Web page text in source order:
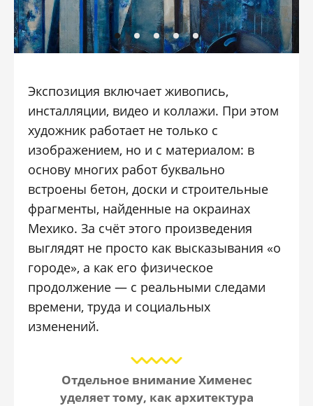
Экспозиция включает живопись,
инсталляции, видео и коллажи. При этом
художник работает не только с
изображением, но и с материалом: в
основу многих работ буквально
встроены бетон, доски и строительные
фрагменты, найденные на окраинах
Мехико. За счёт этого произведения
выглядят не просто как высказывания «о
городе», а как его физическое
продолжение — с реальными следами
времени, труда и социальных
изменений.
Отдельное внимание Хименес
уделяет тому, как архитектура